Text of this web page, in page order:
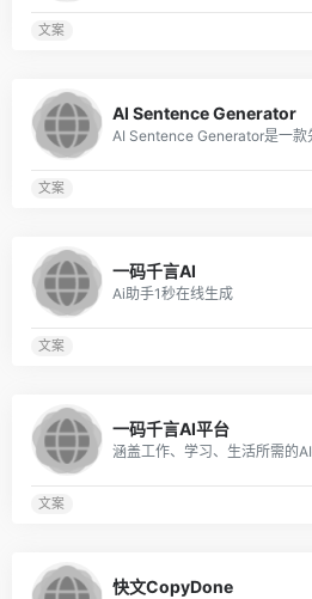
文案
AI Sentence Generator
文案
一码千言AI
Ai助手1秒在线生成
文案
一码千言AI平台
涵盖工作、学习、生活所需的AI
文案
快文CopyDone